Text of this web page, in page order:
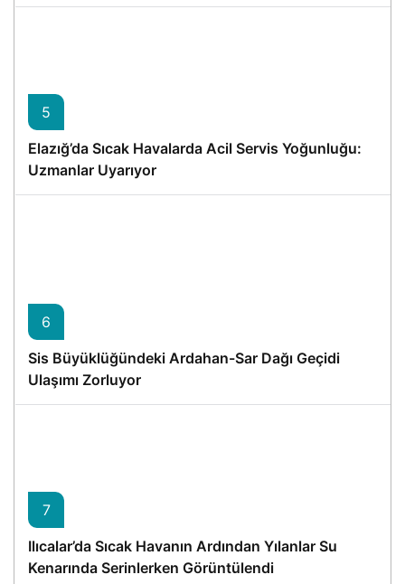
5
Elazığ’da Sıcak Havalarda Acil Servis Yoğunluğu:
Uzmanlar Uyarıyor
6
Sis Büyüklüğündeki Ardahan-Sar Dağı Geçidi
Ulaşımı Zorluyor
7
Ilıcalar’da Sıcak Havanın Ardından Yılanlar Su
Kenarında Serinlerken Görüntülendi